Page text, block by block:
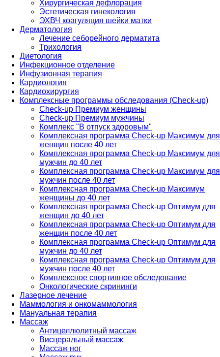
Хирургическая дефлорация
Эстетическая гинекология
ЭХВЧ коагуляция шейки матки
Дерматология
Лечение себорейного дерматита
Трихология
Диетология
Инфекционное отделение
Инфузионная терапия
Кардиология
Кардиохирургия
Комплексные программы обследования (Check-up)
Check-up Премиум женщины
Check-up Премиум мужчины
Комплекс "В отпуск здоровым"
Комплексная программа Check-up Максимум для
женщин после 40 лет
Комплексная программа Check-up Максимум для
мужчин до 40 лет
Комплексная программа Check-up Максимум для
мужчин после 40 лет
Комплексная программа Check-up Максимум
женщины до 40 лет
Комплексная программа Check-up Оптимум для
женщин до 40 лет
Комплексная программа Check-up Оптимум для
женщин после 40 лет
Комплексная программа Check-up Оптимум для
мужчин до 40 лет
Комплексная программа Check-up Оптимум для
мужчин после 40 лет
Комплексное спортивное обследование
Онкологические скрининги
Лазерное лечение
Маммология и онкомаммология
Мануальная терапия
Массаж
Антицеллюлитный массаж
Висцеральный массаж
Массаж ног